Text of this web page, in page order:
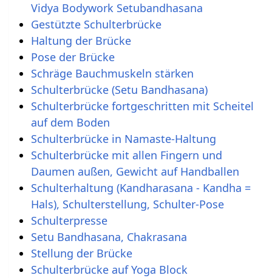
Vidya Bodywork Setubandhasana
Gestützte Schulterbrücke
Haltung der Brücke
Pose der Brücke
Schräge Bauchmuskeln stärken
Schulterbrücke (Setu Bandhasana)
Schulterbrücke fortgeschritten mit Scheitel
auf dem Boden
Schulterbrücke in Namaste-Haltung
Schulterbrücke mit allen Fingern und
Daumen außen, Gewicht auf Handballen
Schulterhaltung (Kandharasana - Kandha =
Hals), Schulterstellung, Schulter-Pose
Schulterpresse
Setu Bandhasana, Chakrasana
Stellung der Brücke
Schulterbrücke auf Yoga Block